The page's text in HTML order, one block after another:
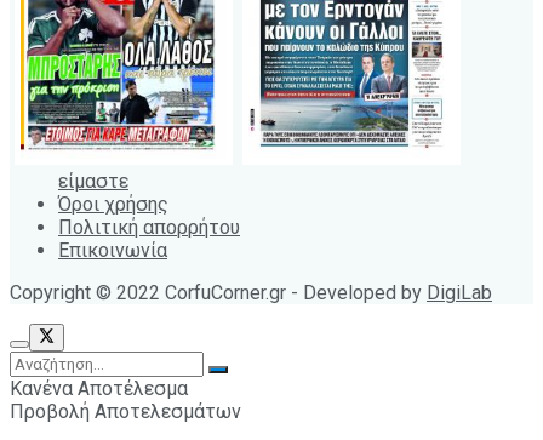
είμαστε
Όροι χρήσης
Πολιτική απορρήτου
Επικοινωνία
Copyright © 2022 CorfuCorner.gr - Developed by DigiLab
Κανένα Αποτέλεσμα
Προβολή Αποτελεσμάτων